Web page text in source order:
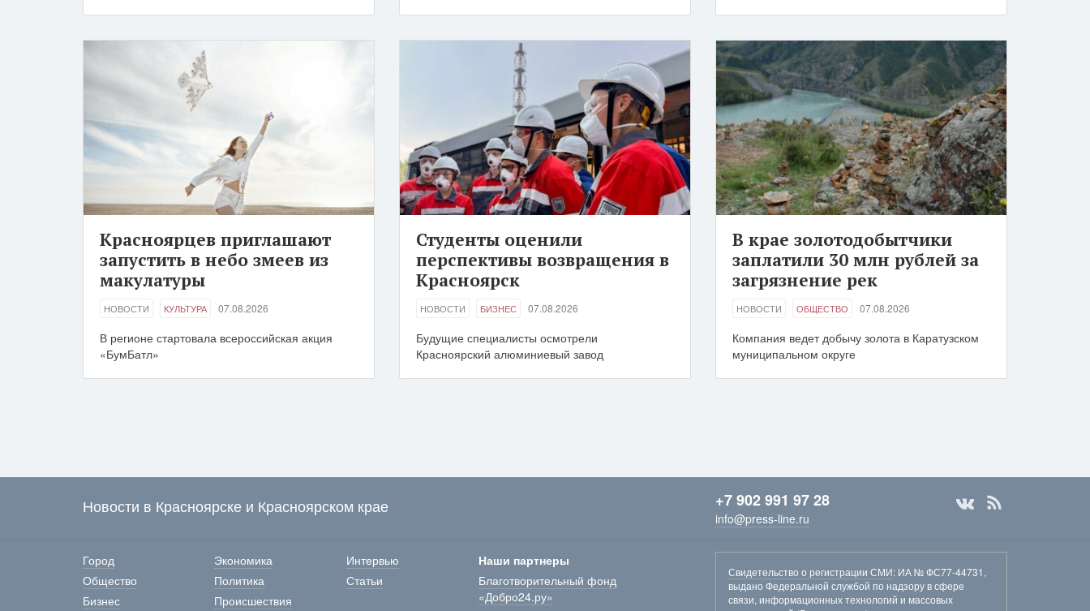
Красноярцев приглашают
запустить в небо змеев из
макулатуры
НОВОСТИ КУЛЬТУРА 07.08.2026
В регионе стартовала всероссийская акция
«БумБатл»
Студенты оценили
перспективы возвращения в
Красноярск
НОВОСТИ БИЗНЕС 07.08.2026
Будущие специалисты осмотрели
Красноярский алюминиевый завод
В крае золотодобытчики
заплатили 30 млн рублей за
загрязнение рек
НОВОСТИ ОБЩЕСТВО 07.08.2026
Компания ведет добычу золота в Каратузском
муниципальном округе
Новости в Красноярске и Красноярском крае +7 902 991 97 28
info@press-line.ru
Город
Общество
Бизнес
Экономика
Политика
Происшествия
Интервью
Статьи
Наши партнеры
Благотворительный фонд
«Добро24.ру»
Свидетельство о регистрации СМИ: ИА № ФС77-44731,
выдано Федеральной службой по надзору в сфере
связи, информационных технологий и массовых